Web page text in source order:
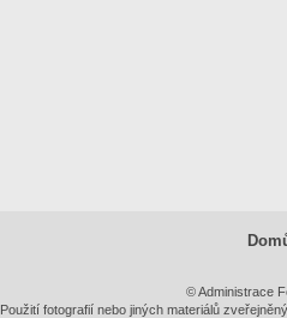
© Administrace
Použití fotografií nebo jiných materiálů